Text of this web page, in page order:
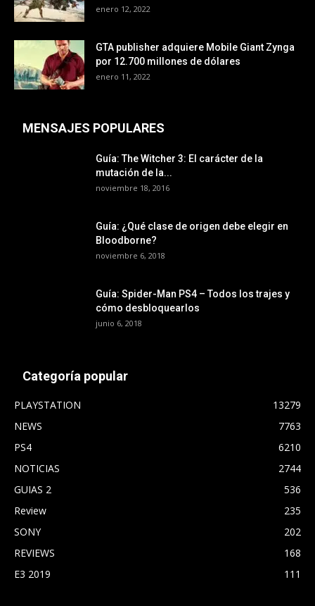
enero 12, 2022
GTA publisher adquiere Mobile Giant Zynga
por 12.700 millones de dólares
enero 11, 2022
MENSAJES POPULARES
Guía: The Witcher 3: El carácter de la
mutación de la...
noviembre 18, 2016
Guía: ¿Qué clase de origen debe elegir en
Bloodborne?
noviembre 6, 2018
Guía: Spider-Man PS4 – Todos los trajes y
cómo desbloquearlos
junio 6, 2018
Categoría popular
PLAYSTATION
13279
NEWS
7763
PS4
6210
NOTICIAS
2744
GUIAS 2
536
Review
235
SONY
202
REVIEWS
168
E3 2019
111